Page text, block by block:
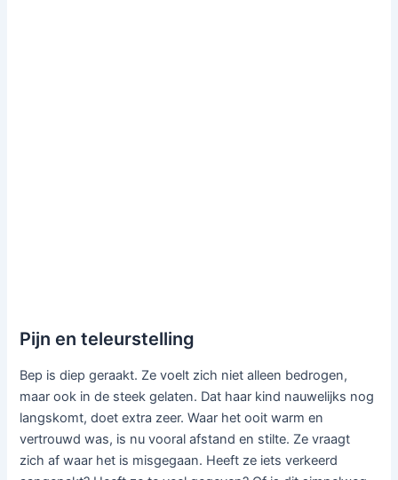
Pijn en teleurstelling
Bep is diep geraakt. Ze voelt zich niet alleen bedrogen,
maar ook in de steek gelaten. Dat haar kind nauwelijks nog
langskomt, doet extra zeer. Waar het ooit warm en
vertrouwd was, is nu vooral afstand en stilte. Ze vraagt
zich af waar het is misgegaan. Heeft ze iets verkeerd